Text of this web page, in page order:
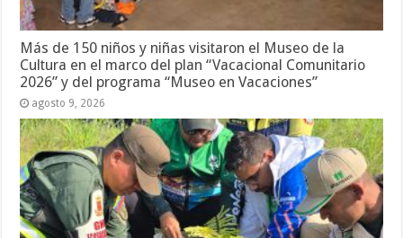
Más de 150 niños y niñas visitaron el Museo de la
Cultura en el marco del plan “Vacacional Comunitario
2026” y del programa “Museo en Vacaciones”
agosto 9, 2026